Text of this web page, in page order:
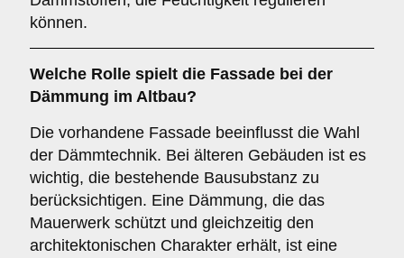
können.
Welche Rolle spielt die Fassade bei der
Dämmung im Altbau?
Die vorhandene Fassade beeinflusst die Wahl
der Dämmtechnik. Bei älteren Gebäuden ist es
wichtig, die bestehende Bausubstanz zu
berücksichtigen. Eine Dämmung, die das
Mauerwerk schützt und gleichzeitig den
architektonischen Charakter erhält, ist eine